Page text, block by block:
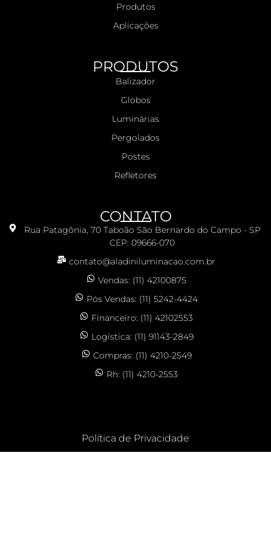
Produtos
Aplicações
PRODUTOS
Balizador
Globos
Luminárias
Pergolados
Postes
Refletores
CONTATO
Rua Patagônia, 70 Taboão São Bernardo do Campo - SP
CEP: 09666-070
contato@aladiniluminacao.com.br
Vendas: (11) 42100875
Pós Vendas: (11) 5242-4424
Financeiro: (11) 42102553
Logística: (11) 91143-2849
Compras: (11) 4210-2549
Rh: (11) 4210-2553
Política de Privacidade